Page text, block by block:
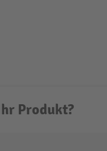
Produkt?